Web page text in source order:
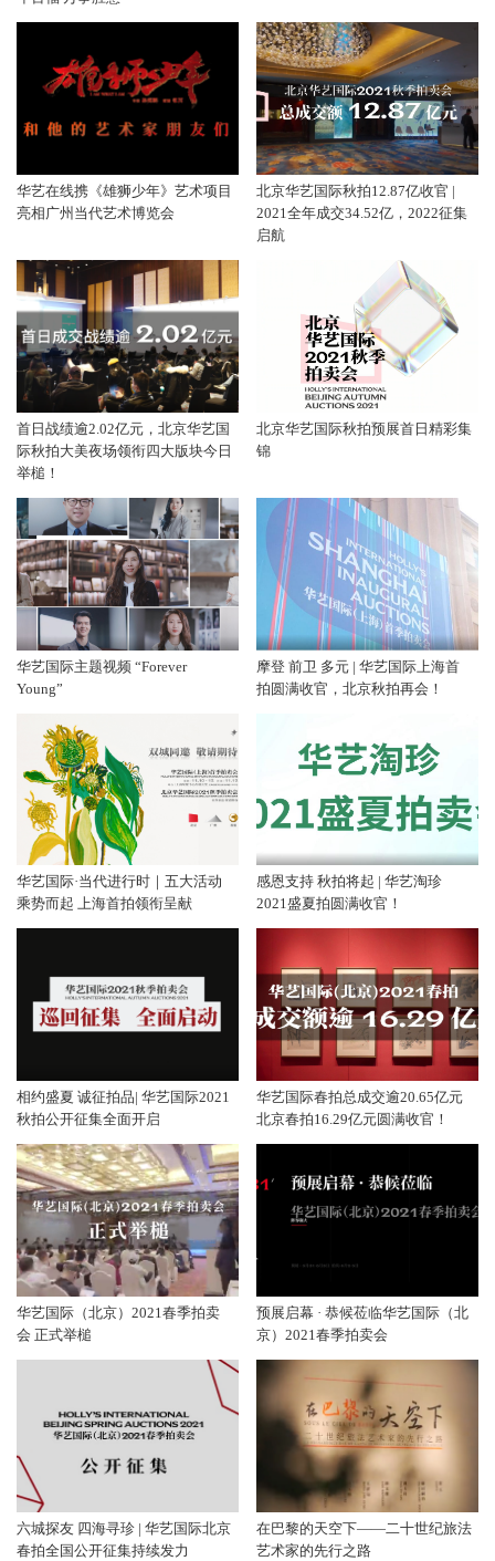
华艺在线携《雄狮少年》艺术项目
亮相广州当代艺术博览会
北京华艺国际秋拍12.87亿收官 |
2021全年成交34.52亿，2022征集
启航
首日战绩逾2.02亿元，北京华艺国
际秋拍大美夜场领衔四大版块今日
举槌！
北京华艺国际秋拍预展首日精彩集
锦
华艺国际主题视频 “Forever
Young”
摩登 前卫 多元 | 华艺国际上海首
拍圆满收官，北京秋拍再会！
华艺国际·当代进行时｜五大活动
乘势而起 上海首拍领衔呈献
感恩支持 秋拍将起 | 华艺淘珍
2021盛夏拍圆满收官！
相约盛夏 诚征拍品| 华艺国际2021
秋拍公开征集全面开启
华艺国际春拍总成交逾20.65亿元
北京春拍16.29亿元圆满收官！
华艺国际（北京）2021春季拍卖
会 正式举槌
预展启幕 · 恭候莅临华艺国际（北
京）2021春季拍卖会
六城探友 四海寻珍 | 华艺国际北京
春拍全国公开征集持续发力
在巴黎的天空下——二十世纪旅法
艺术家的先行之路